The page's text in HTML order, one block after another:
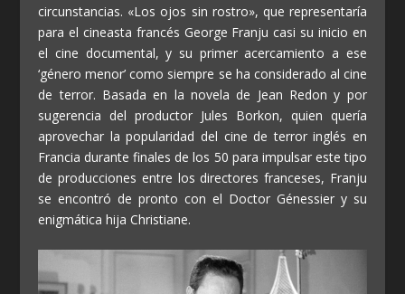
circunstancias. «Los ojos sin rostro», que representaría
para el cineasta francés George Franju casi su inicio en
el cine documental, y su primer acercamiento a ese
‘género menor’ como siempre se ha considerado al cine
de terror. Basada en la novela de Jean Redon y por
sugerencia del productor Jules Borkon, quien quería
aprovechar la popularidad del cine de terror inglés en
Francia durante finales de los 50 para impulsar este tipo
de producciones entre los directores franceses, Franju
se encontró de pronto con el Doctor Génessier y su
enigmática hija Christiane.